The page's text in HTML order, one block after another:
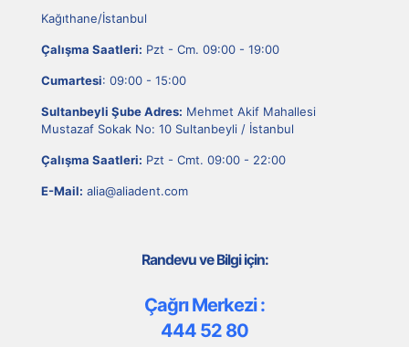
Kağıthane/İstanbul
Çalışma Saatleri: Pzt - Cm. 09:00 - 19:00
Cumartesi: 09:00 - 15:00
Sultanbeyli Şube Adres: Mehmet Akif Mahallesi
Mustazaf Sokak No: 10 Sultanbeyli / İstanbul
Çalışma Saatleri: Pzt - Cmt. 09:00 - 22:00
E-Mail: alia@aliadent.com
Randevu ve Bilgi için:
Çağrı Merkezi :
444 52 80